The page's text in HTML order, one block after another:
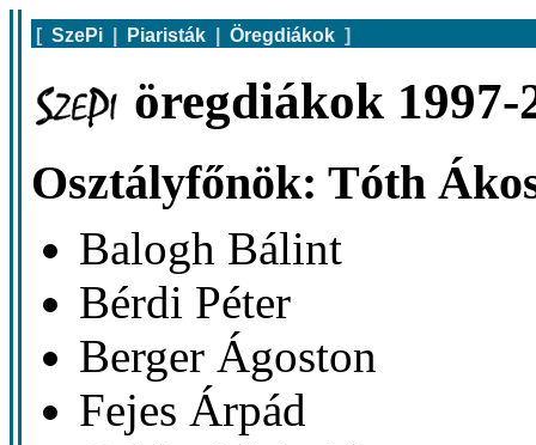
[ SzePi Piaristák Öregdiákok ]
öregdiákok 1997-
Osztályfőnök: Tóth
Balogh Bálint
Bérdi Péter
Berger Ágoston
Fejes Árpád